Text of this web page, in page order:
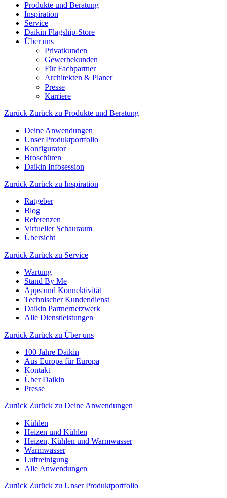
Produkte und Beratung
Inspiration
Service
Daikin Flagship-Store
Über uns
Privatkunden
Gewerbekunden
Für Fachpartner
Architekten & Planer
Presse
Karriere
Zurück Zurück zu Produkte und Beratung
Deine Anwendungen
Unser Produktportfolio
Konfigurator
Broschüren
Daikin Infosession
Zurück Zurück zu Inspiration
Ratgeber
Blog
Referenzen
Virtueller Schauraum
Übersicht
Zurück Zurück zu Service
Wartung
Stand By Me
Apps und Konnektivität
Technischer Kundendienst
Daikin Partnernetzwerk
Alle Dienstleistungen
Zurück Zurück zu Über uns
100 Jahre Daikin
Aus Europa für Europa
Kontakt
Über Daikin
Presse
Zurück Zurück zu Deine Anwendungen
Kühlen
Heizen und Kühlen
Heizen, Kühlen und Warmwasser
Warmwasser
Luftreinigung
Alle Anwendungen
Zurück Zurück zu Unser Produktportfolio